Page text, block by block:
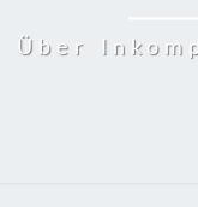
Über